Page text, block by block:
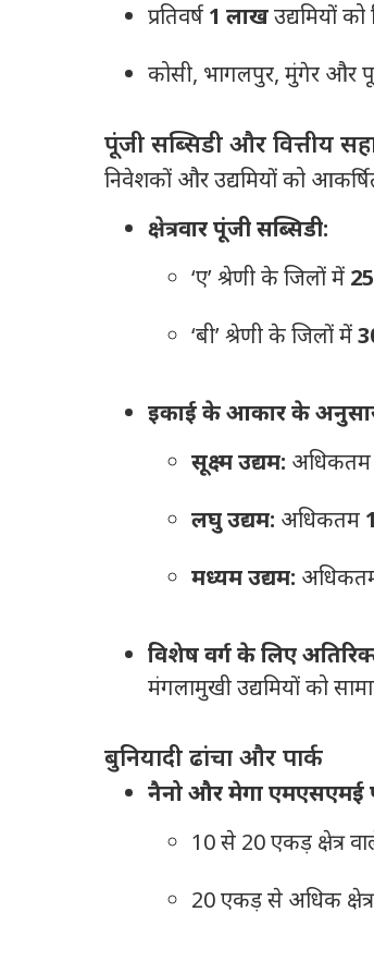
प्रतिवर्ष 1 लाखउद्यमियों को
कोसी, भागलपुर, मुंगेर और
पूंजी सब्सिडी और वित्तीय
निवेशकों और उद्यमियों को
क्षेत्रवार पूंजी सब्सिडी:
‘ए’ श्रेणी के जिलों में
‘बी’ श्रेणी के जिलों में
इकाई के आकार के
सूक्ष्म उद्यम: अधिकतम
लघु उद्यम: अधिकतम
मध्यम उद्यम:
विशेष वर्ग के लिए
मंगलामुखी उद्यमियों को
बुनियादी ढांचा और पार्क
नैनो और मेगा एमएसएमई
10 से 20 एकड़ क्षेत्र
20 एकड़ से अधिक